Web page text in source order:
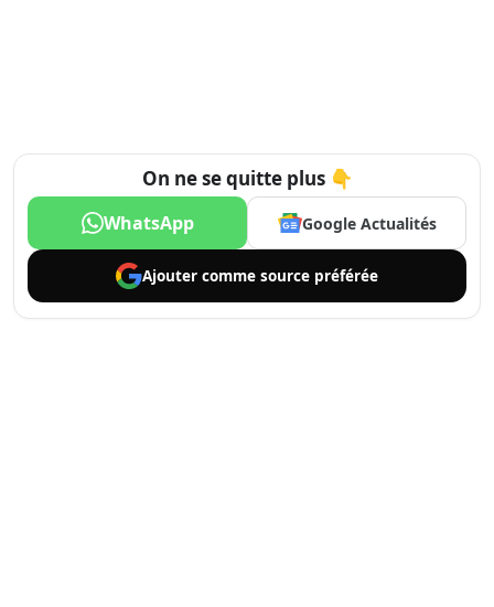
On ne se quitte plus 👇
WhatsApp Google Actualités
Ajouter comme source préférée